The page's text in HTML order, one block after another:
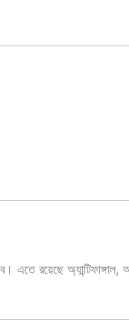
রয়েছে অ্যান্টিফাঙ্গাল,